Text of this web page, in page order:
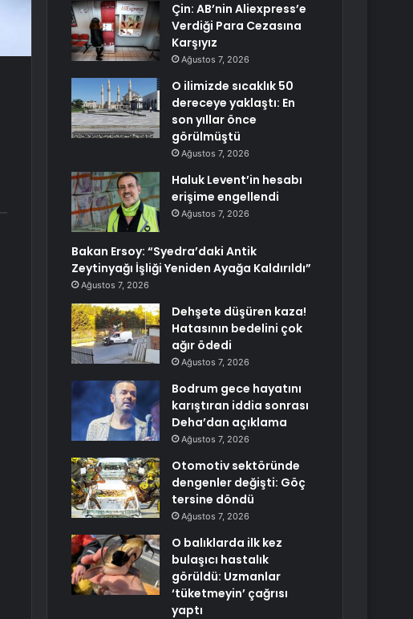
Çin: AB’nin Aliexpress’e
Verdiği Para Cezasına
Karşıyız
Ağustos 7, 2026
O ilimizde sıcaklık 50
dereceye yaklaştı: En
son yıllar önce
görülmüştü
Ağustos 7, 2026
Haluk Levent’in hesabı
erişime engellendi
Ağustos 7, 2026
Bakan Ersoy: “Syedra’daki Antik
Zeytinyağı İşliği Yeniden Ayağa Kaldırıldı”
Ağustos 7, 2026
Dehşete düşüren kaza!
Hatasının bedelini çok
ağır ödedi
Ağustos 7, 2026
Bodrum gece hayatını
karıştıran iddia sonrası
Deha’dan açıklama
Ağustos 7, 2026
Otomotiv sektöründe
dengenler değişti: Göç
tersine döndü
Ağustos 7, 2026
O balıklarda ilk kez
bulaşıcı hastalık
görüldü: Uzmanlar
‘tüketmeyin’ çağrısı
yaptı